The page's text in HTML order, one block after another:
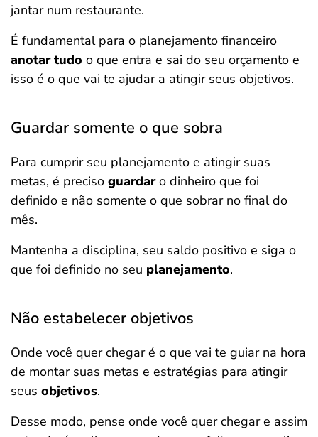
jantar num restaurante.
É fundamental para o planejamento financeiro
anotar tudo o que entra e sai do seu orçamento e
isso é o que vai te ajudar a atingir seus objetivos.
Guardar somente o que sobra
Para cumprir seu planejamento e atingir suas
metas, é preciso guardaro dinheiro que foi
definido e não somente o que sobrar no final do
mês.
Mantenha a disciplina, seu saldo positivo e siga o
que foi definido no seu planejamento.
Não estabelecer objetivos
Onde você quer chegar é o que vai te guiar na hora
de montar suas metas e estratégias para atingir
seus objetivos.
Desse modo, pense onde você quer chegar e assim